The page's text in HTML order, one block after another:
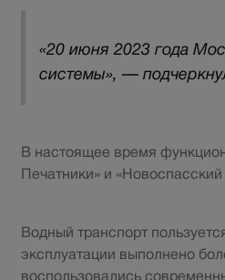
«20 июня 2023 года
системы», —
В настоящее время
Печатники» и
Водный транспорт
эксплуатации выполнено
воспользовались